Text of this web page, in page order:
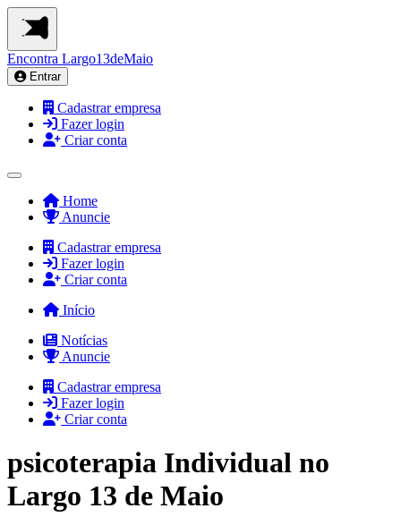
Encontra Largo13deMaio
Entrar
Cadastrar empresa
Fazer login
Criar conta
Home
Anuncie
Cadastrar empresa
Fazer login
Criar conta
Início
Notícias
Anuncie
Cadastrar empresa
Fazer login
Criar conta
psicoterapia Individual no
Largo 13 de Maio